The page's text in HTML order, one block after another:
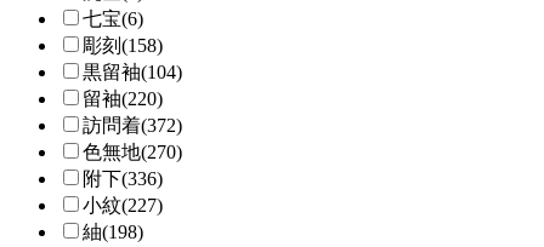
七宝(6)
彫刻(158)
黒留袖(104)
留袖(220)
訪問着(372)
色無地(270)
附下(336)
小紋(227)
紬(198)